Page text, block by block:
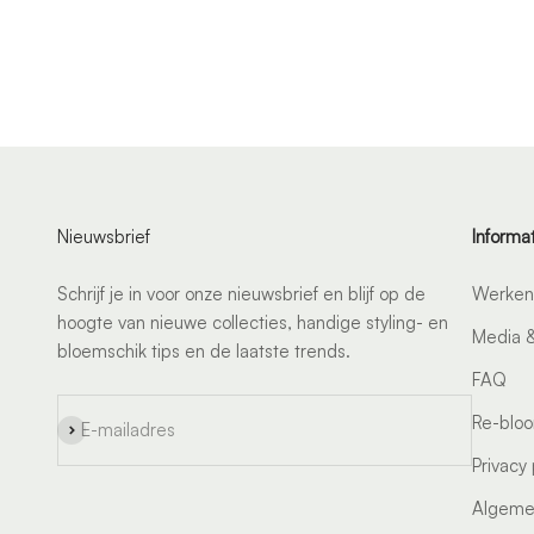
Nieuwsbrief
Schrijf je in voor onze nieuwsbrief en blijf op de
hoogte van nieuwe collecties, handige styling- en
bloemschik tips en de laatste trends.
E-mailadres
Abonneren
Media
FAQ
Re-
Privacy